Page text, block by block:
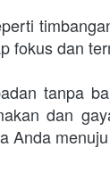
fokus dan
tanpa
dan
Anda